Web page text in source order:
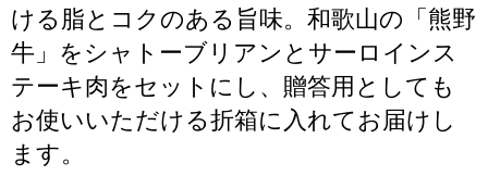
ける脂とコクのある旨味。和歌山の「熊野
牛」をシャトーブリアンとサーロインス
テーキ肉をセットにし、贈答用としても
お使いいただける折箱に入れてお届けし
ます。